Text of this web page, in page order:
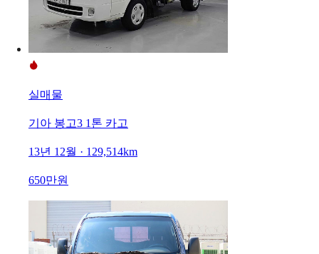
실매물
기아 봉고3 1톤 카고
13년 12월 · 129,514km
650만원